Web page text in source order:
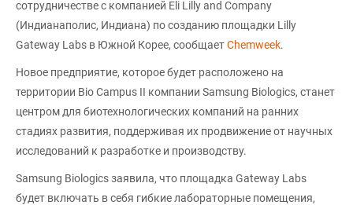
сотрудничестве с компанией Eli Lilly and Company
(Индианаполис, Индиана) по созданию площадки Lilly
Gateway Labs в Южной Корее, сообщаетChemweek.
Новое предприятие, которое будет расположено на
территории Bio Campus II компании Samsung Biologics, станет
центром для биотехнологических компаний на ранних
стадиях развития, поддерживая их продвижение от научных
исследований к разработке и производству.
Samsung Biologics заявила, что площадка Gateway Labs
будет включать в себя гибкие лабораторные помещения,